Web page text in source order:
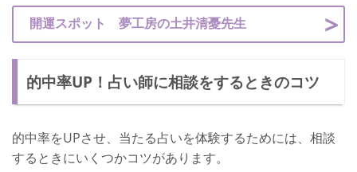
開運スポット 夢工房の土井清憂先生
的中率UP！占い師に相談をするときのコツ
的中率をUPさせ、当たる占いを体験するためには、相談
するときにいくつかコツがあります。